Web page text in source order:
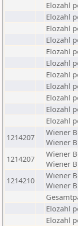
Elozahl
Elozahl
Elozahl
Elozahl
Elozahl
Elozahl
Elozahl
Elozahl
Elozahl
Elozahl
Elozahl
1214207
Wiener
Wiener
1214207
Wiener
Wiener
1214210
Wiener
Wiener
Elozahl
Elozahl